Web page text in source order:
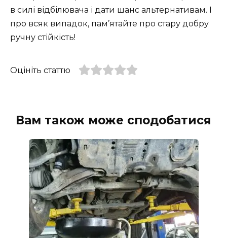
в силі відбілювача і дати шанс альтернативам. І
про всяк випадок, пам’ятайте про стару добру
ручну стійкість!
Оцініть статтю
Вам також може сподобатися